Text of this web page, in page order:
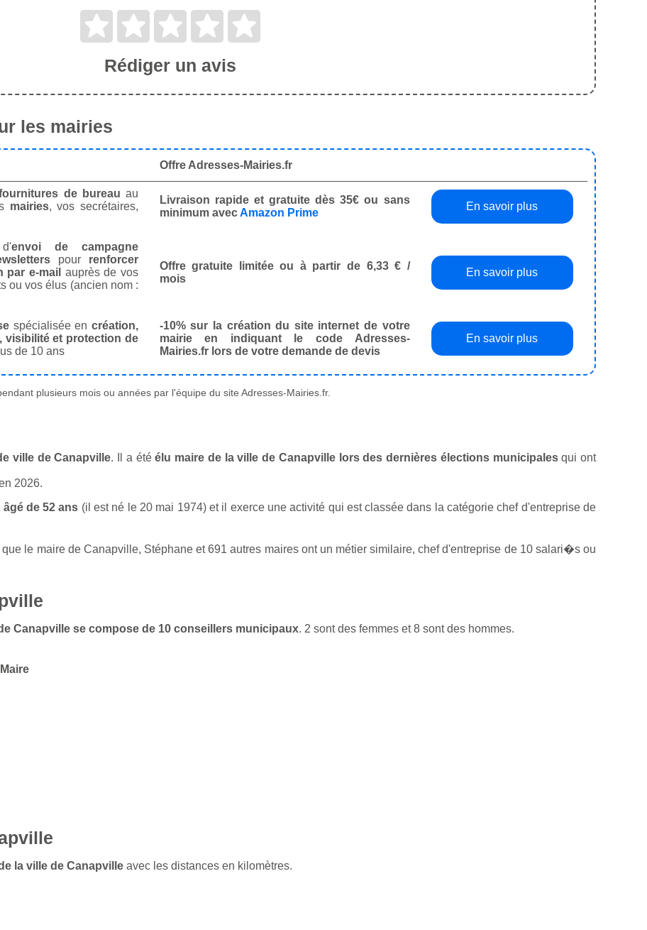
Rédiger un avis
les mairies
Offre Adresses-Mairies.fr
de bureau au
mairies, vos secrétaires,
Livraison rapide et gratuite dès 35€ ou sans
minimum avecAmazon Prime
En savoir plus
envoi de campagne
pour renforcer
par e-mail auprès de vos
ou vos élus (ancien nom :
Offre gratuite limitée ou à partir de 6,33 € /
mois
En savoir plus
spécialisée en création,
visibilité et protection de
de 10 ans
-10% sur la création du site internet de votre
mairie en indiquant le code Adresses-
Mairies.fr lors de votre demande de devis
En savoir plus
plusieurs mois ou années par l'équipe du site Adresses-Mairies.fr.
ville de Canapville. Il a étéélu maire de la ville de Canapville lors des dernières élections municipalesqui ont
2026.
de 52 ans (il est né le 20 mai 1974) et il exerce une activité qui est classée dans la catégorie chef d'entreprise de
le maire de Canapville, Stéphane et 691 autres maires ont un métier similaire, chef d'entreprise de 10 salari�s ou
Canapville se compose de 10 conseillers municipaux. 2 sont des femmes et 8 sont des hommes.
la ville de Canapville avec les distances en kilomètres.